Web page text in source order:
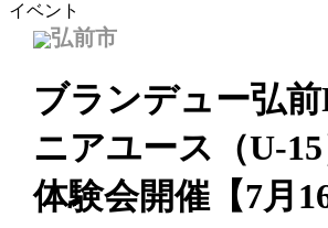
イベント
弘前市
ブランデュー弘
ニアユース（U-
体験会開催【7月16